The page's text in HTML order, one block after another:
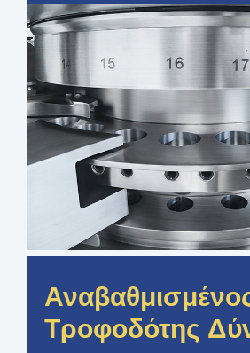
Τροφοδότης